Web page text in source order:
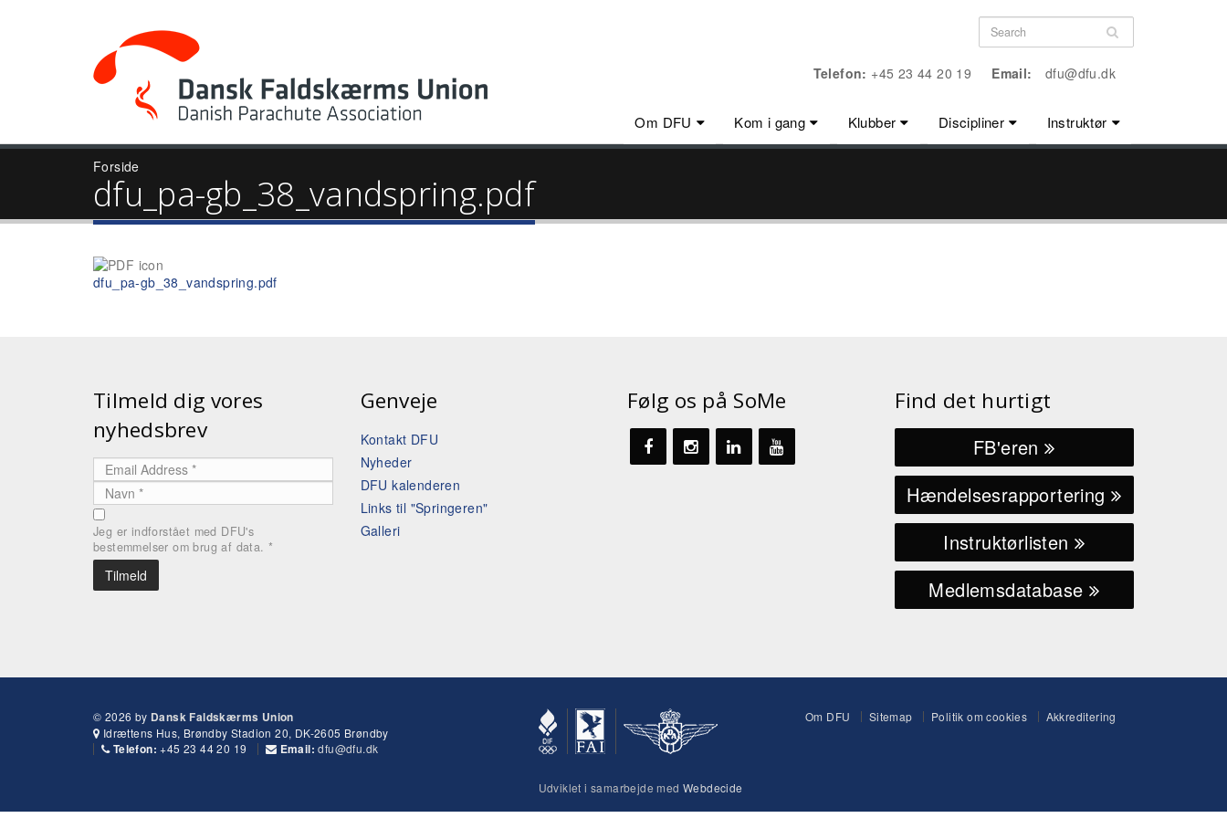
Telefon: +45 23 44 20 19 Email: dfu@dfu.dk
Om DFU Kom i gang Klubber Discipliner Instruktør
Forside
dfu_pa-gb_38_vandspring.pdf
dfu_pa-gb_38_vandspring.pdf
Tilmeld dig vores
nyhedsbrev
Jeg er indforstået med DFU's
bestemmelser om brug af data. *
Genveje
Kontakt DFU
Nyheder
DFU kalenderen
Links til "Springeren"
Galleri
Følg os på SoMe Find det hurtigt
FB'eren
Hændelsesrapportering
Instruktørlisten
Medlemsdatabase
© 2026 by Dansk Faldskærms Union
Idrættens Hus, Brøndby Stadion 20, DK-2605 Brøndby
Telefon: +45 23 44 20 19 Email: dfu@dfu.dk
Om DFU Sitemap Politik om cookies Akkreditering
Udviklet i samarbejde med Webdecide